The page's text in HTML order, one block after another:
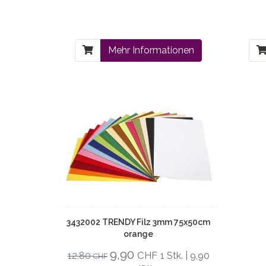
Mehr Informationen
3432002 TRENDY Filz 3mm 75x50cm
orange
12,80CHF 9,90 CHF 1 Stk. | 9,90